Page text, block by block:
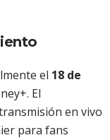
el 18 de
El
en vivo
para fans